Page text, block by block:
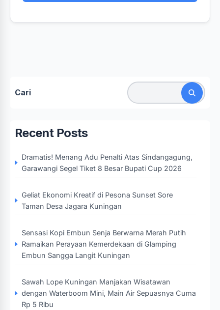
Cari
Recent Posts
Dramatis! Menang Adu Penalti Atas Sindangagung,
Garawangi Segel Tiket 8 Besar Bupati Cup 2026
Geliat Ekonomi Kreatif di Pesona Sunset Sore
Taman Desa Jagara Kuningan
Sensasi Kopi Embun Senja Berwarna Merah Putih
Ramaikan Perayaan Kemerdekaan di Glamping
Embun Sangga Langit Kuningan
Sawah Lope Kuningan Manjakan Wisatawan
dengan Waterboom Mini, Main Air Sepuasnya Cuma
Rp 5 Ribu